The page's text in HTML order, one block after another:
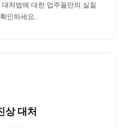
처법에 대한 업주들만의 실질
인하세요.
상 대처